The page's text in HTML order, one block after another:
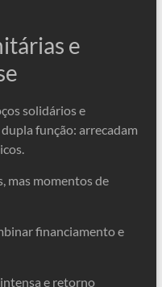
e
solidários e
função: arrecadam
mas momentos de
financiamento e
e retorno